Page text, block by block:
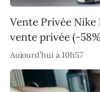
Vente Privée
vente privée (-
Aujourd’hui à 10h57